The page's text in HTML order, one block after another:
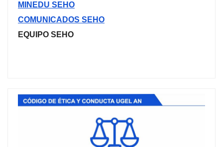
MINEDU SEHO
COMUNICADOS SEHO
EQUIPO SEHO